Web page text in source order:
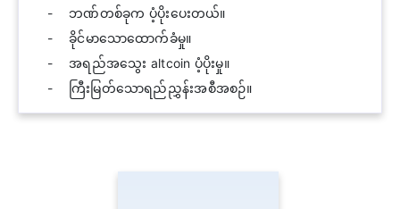
ဘဏ်တစ်ခုက ပံ့ပိုးပေးတယ်။
ခိုင်မာသောထောက်ခံမှု။
အရည်အသွေး altcoin ပံ့ပိုးမှု။
ကြီးမြတ်သောရည်ညွှန်းအစီအစဉ်။